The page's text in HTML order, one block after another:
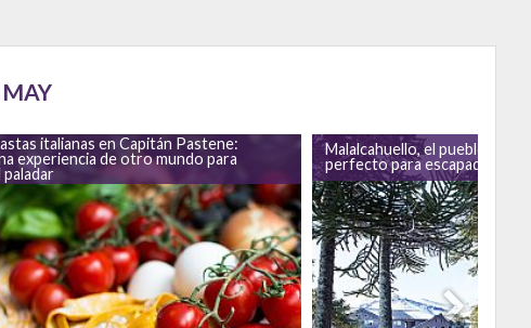
italianas en Capitán Pastene:
experiencia de otro mundo para
paladar
Malalcahuello, el pueblo de
perfecto para escapadas de